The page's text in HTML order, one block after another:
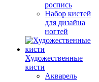
роспись
Набор кистей
для дизайна
ногтей
Художественные
кисти
Акварель